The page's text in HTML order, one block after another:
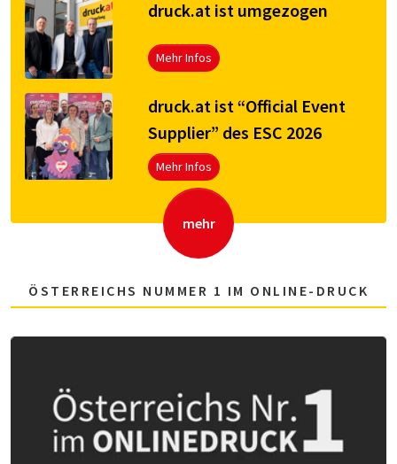
druck.at ist umgezogen
Mehr Infos
druck.at ist “Official Event
Supplier” des ESC 2026
Mehr Infos
mehr
ÖSTERREICHS NUMMER 1 IM ONLINE-DRUCK